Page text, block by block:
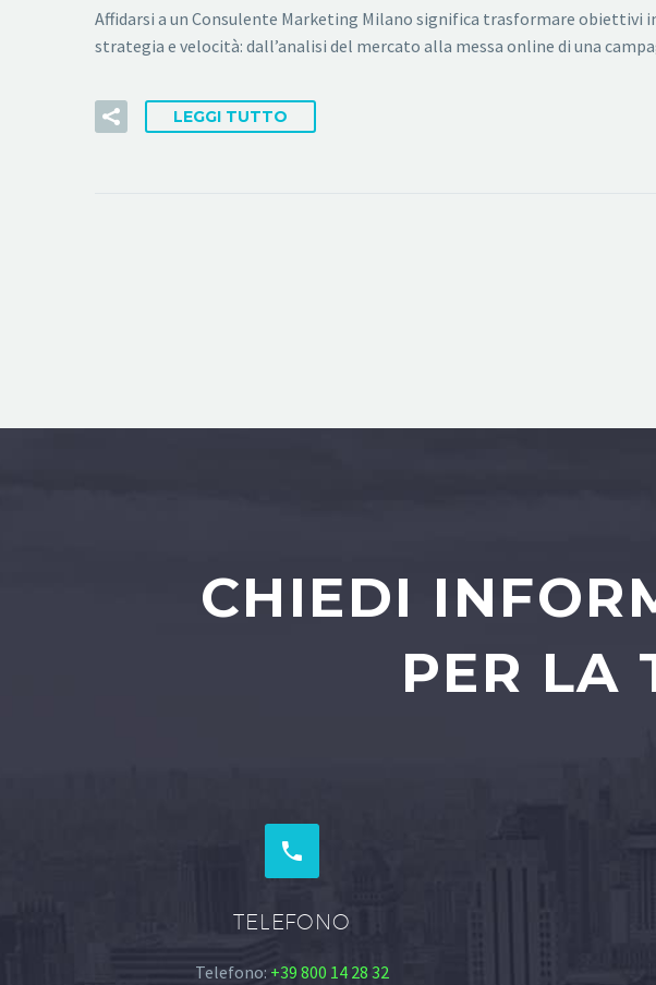
Affidarsi a un Consulente Marketing Milano significa trasformare obiettivi
strategia e velocità: dall’analisi del mercato alla messa online di una
LEGGI TUTTO
CHIEDI
PER LA


TELEFONO
Telefono: +39 800 14 28 32